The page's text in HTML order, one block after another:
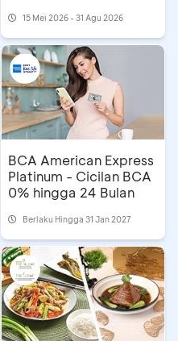
Rp50 Ribu dengan
Reward BCA
15 Mei 2026 - 31 Agu 2026
BCA American Express
Platinum - Cicilan BCA
0% hingga 24 Bulan
Berlaku Hingga 31 Jan 2027